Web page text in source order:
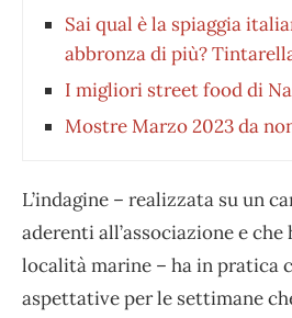
Sai qual è la spiaggia
abbronza di più?
I migliori street food di
Mostre Marzo 2023 da
L’indagine – realizzata su un
aderenti all’associazione e
località marine – ha in pratica
aspettative per le settimane